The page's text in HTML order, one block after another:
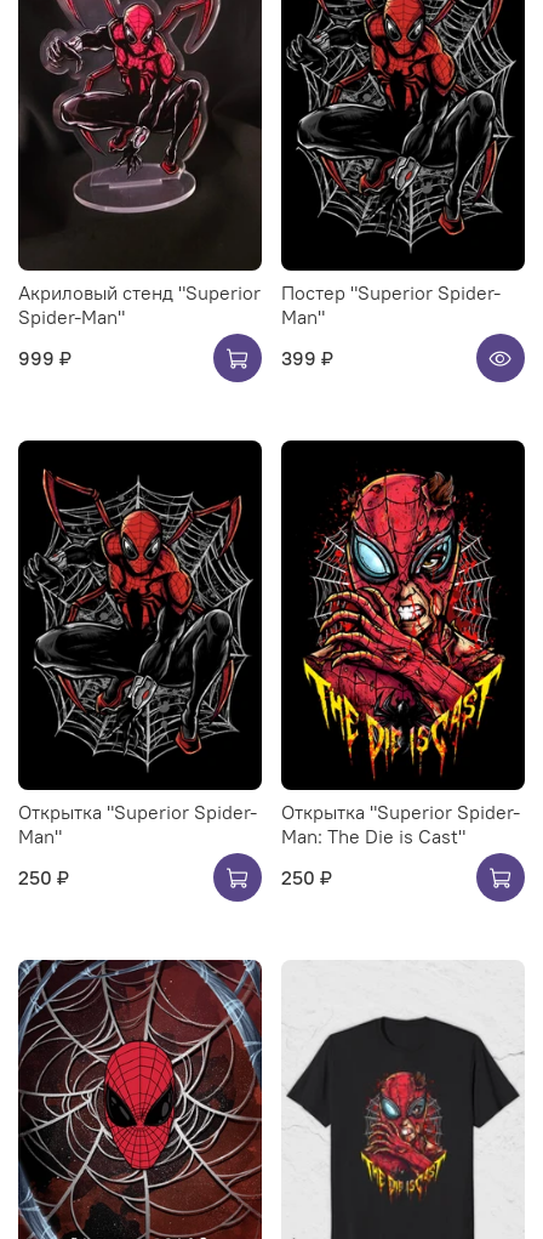
Акриловый стенд "Superior
Spider-Man"
999 ₽
Постер "Superior Spider-
Man"
399 ₽
Открытка "Superior Spider-
Man"
250 ₽
Открытка "Superior Spider-
Man: The Die is Cast"
250 ₽